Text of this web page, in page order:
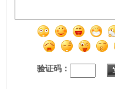
验证码：